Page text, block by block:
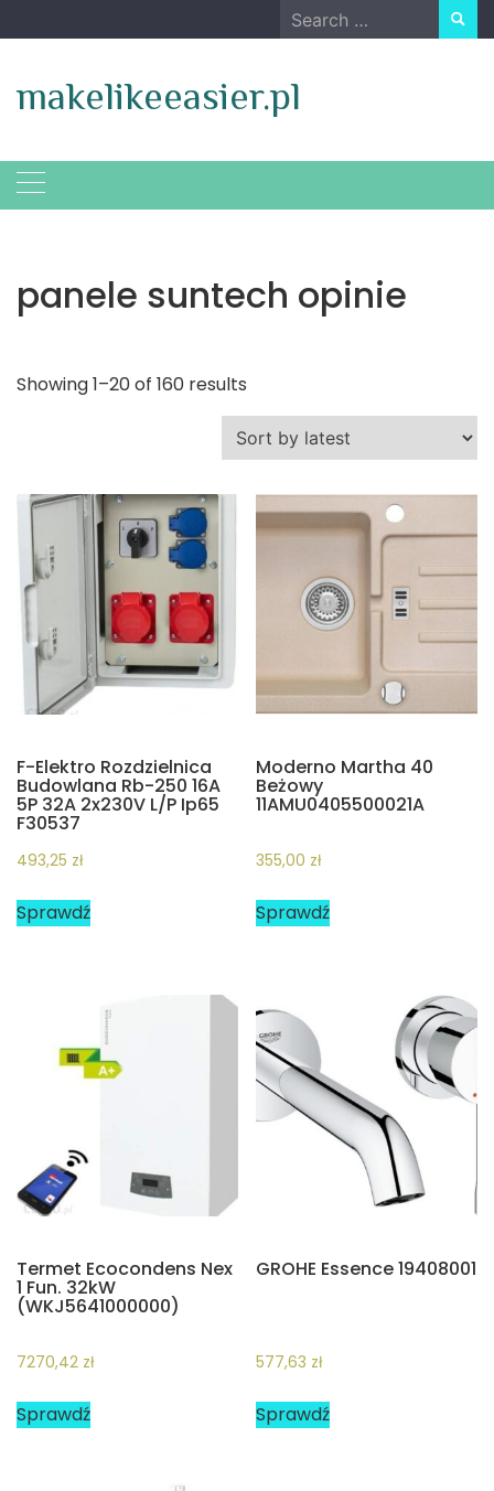
to
Search
for:
makelikeeasier.pl
panele suntech opinie
Showing 1–20 of 160 results
F-Elektro Rozdzielnica
Budowlana Rb-250 16A
5P 32A 2x230V L/P Ip65
F30537
493,25 zł
Sprawdź
Moderno Martha 40
Beżowy
11AMU0405500021A
355,00 zł
Sprawdź
Termet Ecocondens Nex
1 Fun. 32kW
(WKJ5641000000)
7270,42 zł
Sprawdź
GROHE Essence 19408001
577,63 zł
Sprawdź